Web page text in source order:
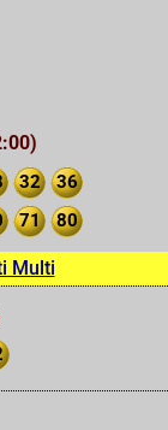
32
36
71 80
Multi